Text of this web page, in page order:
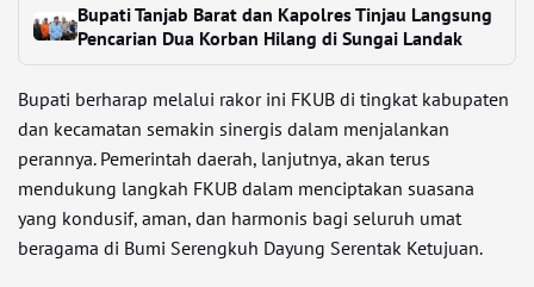
Bupati Tanjab Barat dan Kapolres Tinjau Langsung
Pencarian Dua Korban Hilang di Sungai Landak
Bupati berharap melalui rakor ini FKUB di tingkat kabupaten
dan kecamatan semakin sinergis dalam menjalankan
perannya. Pemerintah daerah, lanjutnya, akan terus
mendukung langkah FKUB dalam menciptakan suasana
yang kondusif, aman, dan harmonis bagi seluruh umat
beragama di Bumi Serengkuh Dayung Serentak Ketujuan.